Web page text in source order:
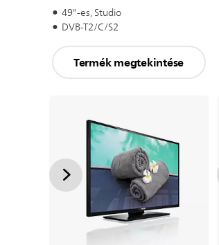
49"-es, Studio
DVB-T2/C/S2
Termék megtekintése